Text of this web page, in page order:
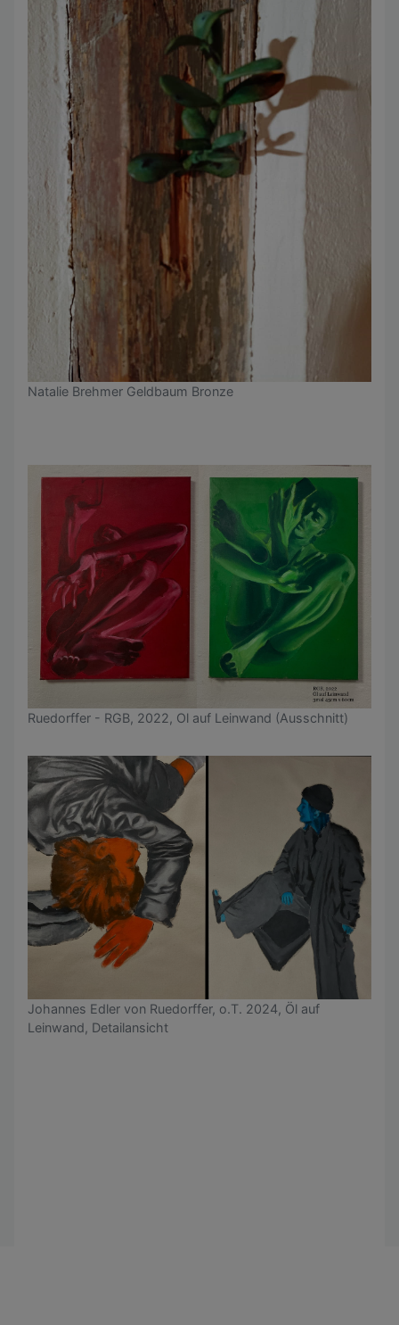
Natalie Brehmer Geldbaum Bronze
Ruedorffer - RGB, 2022, Ol auf Leinwand (Ausschnitt)
Johannes Edler von Ruedorffer, o.T. 2024, Öl auf
Leinwand, Detailansicht